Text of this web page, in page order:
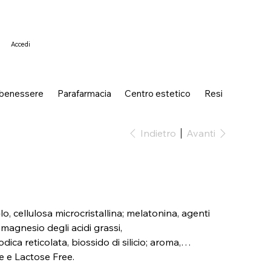
Parafarmacia Centro estetico Resi
Accedi
Indietro Avanti
cellulosa microcristallina; melatonina, agenti
degli acidi grassi,
reticolata, biossido di silicio; aroma,
e Lactose Free.